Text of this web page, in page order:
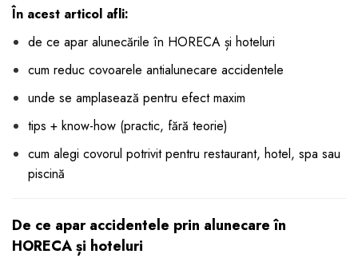
În acest articol afli:
de ce apar alunecările în HORECA și hoteluri
cum reduc covoarele antialunecare accidentele
unde se amplasează pentru efect maxim
tips + know-how (practic, fără teorie)
cum alegi covorul potrivit pentru restaurant, hotel, spa sau
piscină
De ce apar accidentele prin alunecare în
HORECA și hoteluri